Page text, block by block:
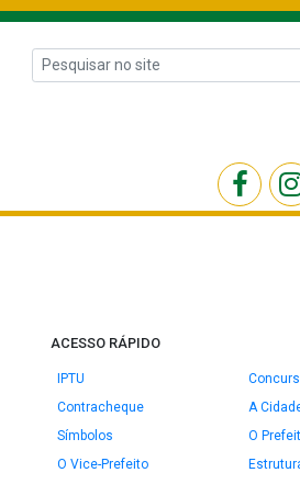
ACESSO RÁPIDO
IPTU
Contracheque
A
Símbolos
O
O Vice-Prefeito